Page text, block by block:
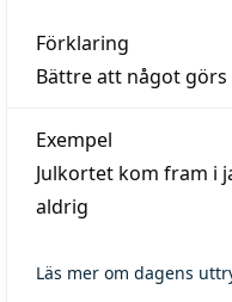
Förklaring
Bättre att något
Exempel
Julkortet kom fram i
aldrig
Läs mer om dagens